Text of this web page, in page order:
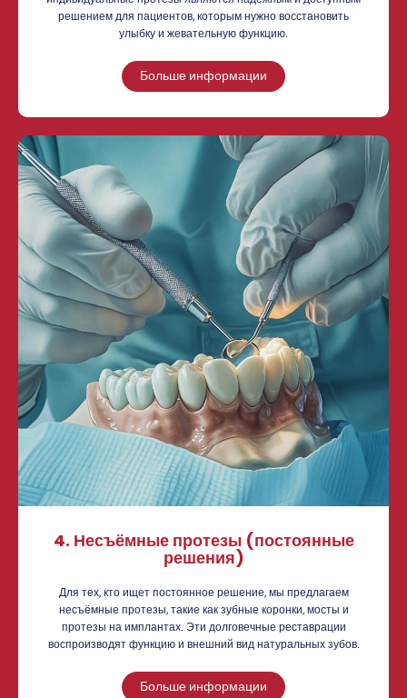
решением для пациентов, которым нужно восстановить
улыбку и жевательную функцию.
Больше информации
4. Несъёмные протезы (постоянные
решения)
Для тех, кто ищет постоянное решение, мы предлагаем
несъёмные протезы, такие как зубные коронки, мосты и
протезы на имплантах. Эти долговечные реставрации
воспроизводят функцию и внешний вид натуральных зубов.
Больше информации